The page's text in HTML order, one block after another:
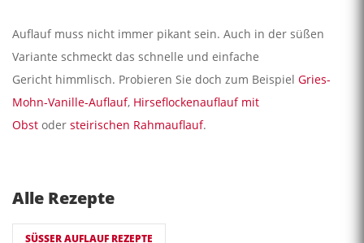
Auflauf muss nicht immer pikant sein. Auch in der süßen
Variante schmeckt das schnelle und einfache
Gericht himmlisch. Probieren Sie doch zum Beispiel Gries-
Mohn-Vanille-Auflauf, Hirseflockenauflauf mit
Obst oder steirischen Rahmauflauf.
Alle Rezepte
SÜSSER AUFLAUF REZEPTE